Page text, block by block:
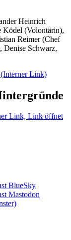
Heinrich
Ködel (Volontärin),
Reimer (Chef
Denise Schwarz,
(Interner Link)
Link, Link öffnet
BlueSky
Mastodon